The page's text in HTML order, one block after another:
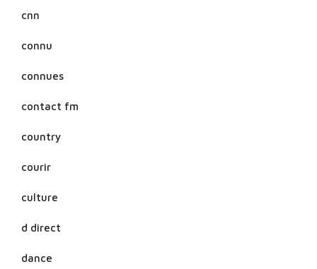
cnn
connu
connues
contact fm
country
courir
culture
d direct
dance